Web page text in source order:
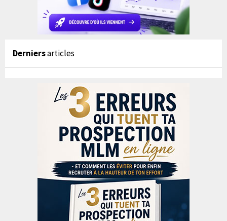
Derniersarticles